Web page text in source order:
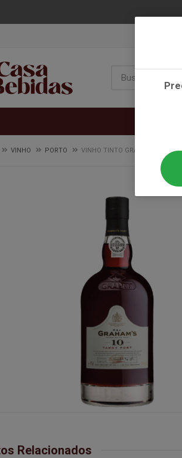
VINHO PORTO VINHO TINTO GRAHAMS OLD
Relacionados